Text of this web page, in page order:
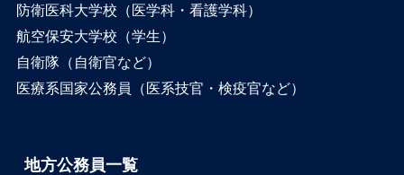
防衛医科大学校（医学科・看護学科）
航空保安大学校（学生）
自衛隊（自衛官など）
医療系国家公務員（医系技官・検疫官など）
地方公務員一覧